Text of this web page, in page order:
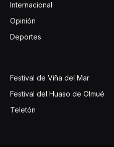
Internacional
Opinión
Deportes
Festival de Viña del Mar
Festival del Huaso de Olmué
Teletón